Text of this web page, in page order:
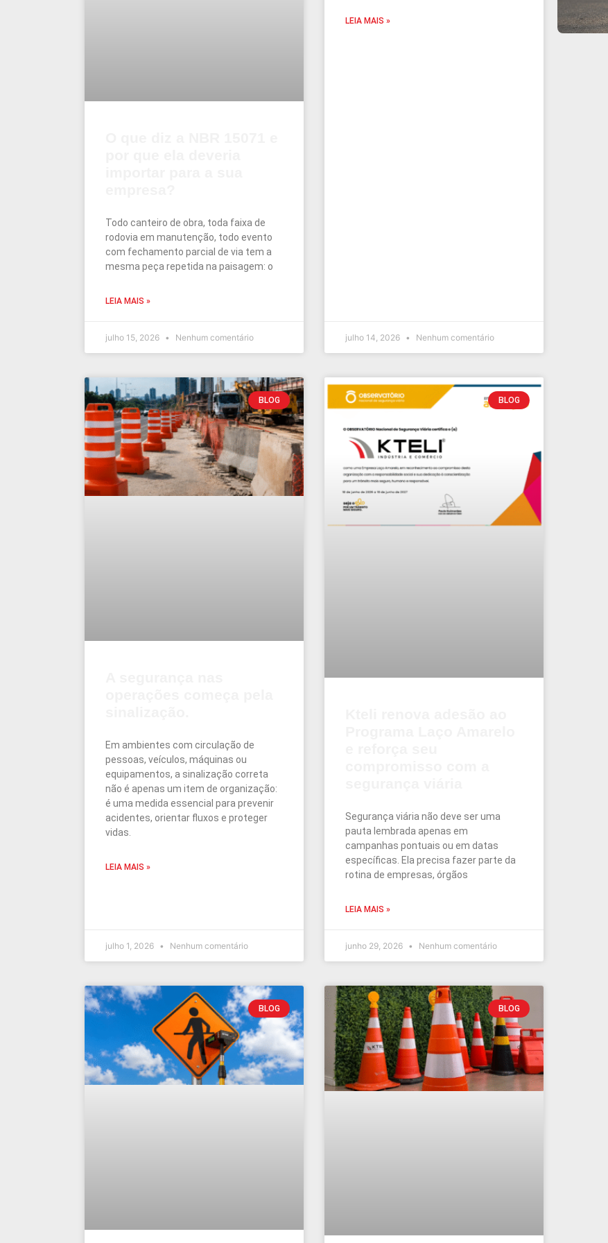
Todo canteiro de obra, toda faixa de
rodovia em manutenção, todo evento
com fechamento parcial de via tem a
mesma peça repetida na paisagem: o
LEIA MAIS »
julho 15, 2026 Nenhum comentário
LEIA MAIS »
julho 14, 2026 Nenhum comentário
BLOG
Em ambientes com circulação de
pessoas, veículos, máquinas ou
equipamentos, a sinalização correta
não é apenas um item de organização:
é uma medida essencial para prevenir
acidentes, orientar fluxos e proteger
vidas.
LEIA MAIS »
julho 1, 2026 Nenhum comentário
BLOG
Segurança viária não deve ser uma
pauta lembrada apenas em
campanhas pontuais ou em datas
específicas. Ela precisa fazer parte da
rotina de empresas, órgãos
LEIA MAIS »
junho 29, 2026 Nenhum comentário
BLOG BLOG